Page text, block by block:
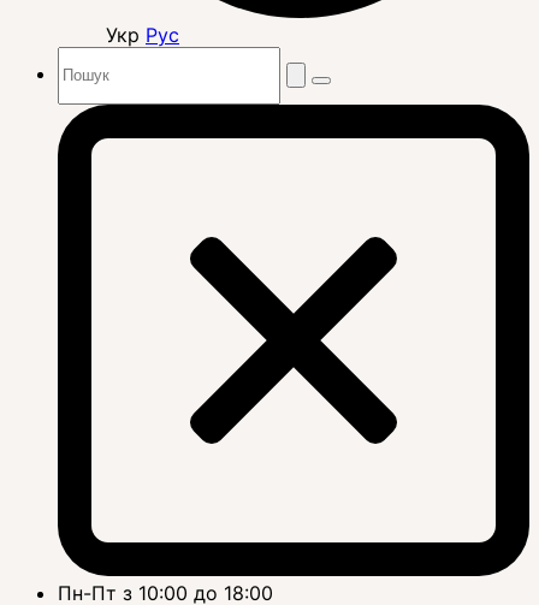
Укр Рус
Пн-Пт з 10:00 до 18:00